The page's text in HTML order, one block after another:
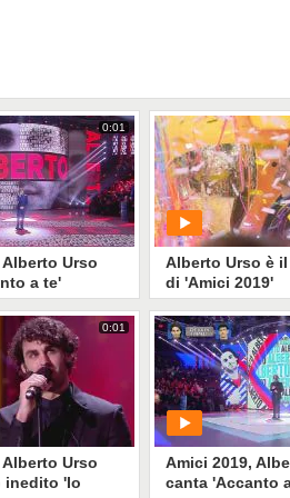
0:01
Urso
a te'
Mediaset
0:01
Urso
inedito 'Io
Alberto Urso è il
di 'Amici 2019'
PLAY
329913• di
Amici 2019,
canta 'Accanto